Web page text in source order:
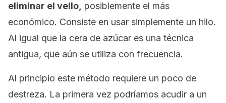
eliminar el vello, posiblemente el más
económico. Consiste en usar simplemente un hilo.
Al igual que la cera de azúcar es una técnica
antigua, que aún se utiliza con frecuencia.
Al principio este método requiere un poco de
destreza. La primera vez podríamos acudir a un